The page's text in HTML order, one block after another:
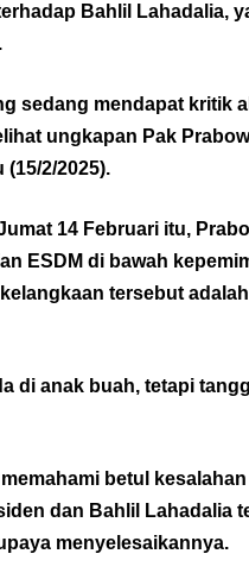
Bahlil Lahadalia,
sedang mendapat kritik
ungkapan Pak
2/2025).
14 Februari itu,
ESDM di bawah
tersebut
di anak buah, tetapi
betul
dan Bahlil Lahadalia
menyelesaikannya.